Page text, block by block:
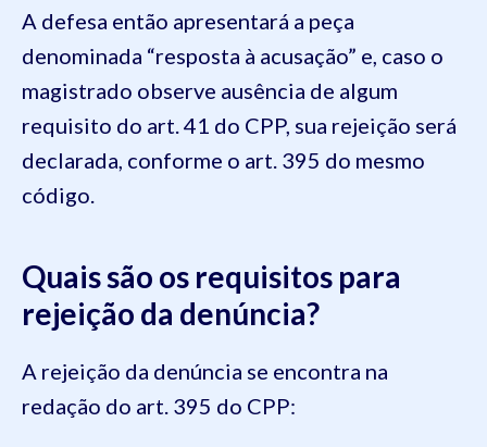
A defesa então apresentará a peça
denominada “resposta à acusação” e, caso o
magistrado observe ausência de algum
requisito do art. 41 do CPP, sua rejeição será
declarada, conforme o art. 395 do mesmo
código.
Quais são os requisitos para
rejeição da denúncia?
A rejeição da denúncia se encontra na
redação do art. 395 do CPP: